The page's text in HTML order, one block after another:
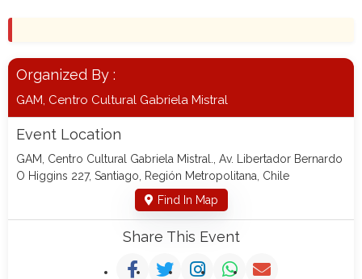
Organized By :
GAM, Centro Cultural Gabriela Mistral
Event Location
GAM, Centro Cultural Gabriela Mistral., Av. Libertador Bernardo
O Higgins 227, Santiago, Región Metropolitana, Chile
Find In Map
Share This Event